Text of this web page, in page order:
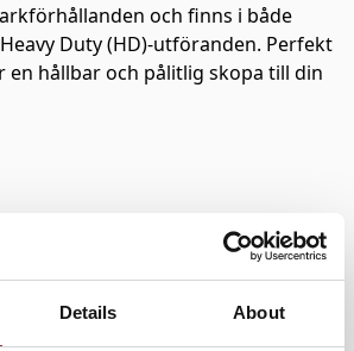
Details About
och finns i både
Duty (HD)-utföranden. Perfekt
en hållbar och pålitlig skopa till din